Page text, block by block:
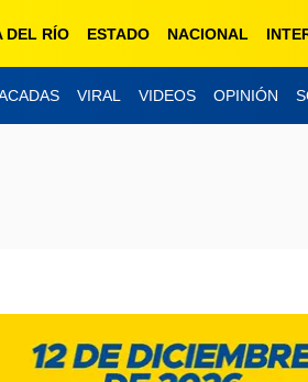
DEL RÍO ESTADO NACIONAL
VIRAL VIDEOS OPINIÓN